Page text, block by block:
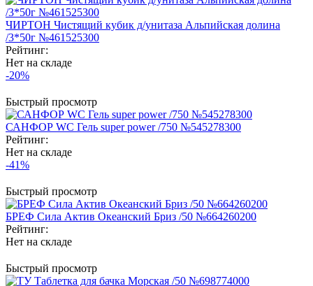
ЧИРТОН Чистящий кубик д/унитаза Альпийская долина
/3*50г №461525300
Рейтинг:
Нет на складе
-20%
Быстрый просмотр
САНФОР WC Гель super power /750 №545278300
Рейтинг:
Нет на складе
-41%
Быстрый просмотр
БРЕФ Сила Актив Океанский Бриз /50 №664260200
Рейтинг:
Нет на складе
Быстрый просмотр